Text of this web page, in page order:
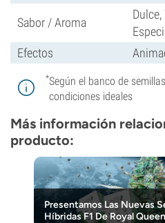
Sabor / Aroma
Efectos
*Según el banco de
condiciones ideales
Más información
producto:
Presentamos Las Nuevas
Híbridas F1 De Royal